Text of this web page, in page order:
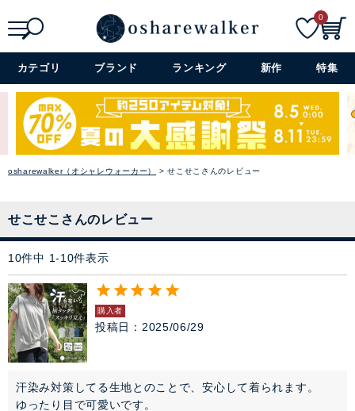
詳細検索+
0
カテゴリ ブランド ランキング 新作 特集
osharewalker（オシャレウォーカー） せこせこさんのレビュー
せこせこさんのレビュー
10件中 1-10件表示
購入者
投稿日 2025/06/29
汗染み対策してる生地とのことで、安心して着られます。
ゆったり目で可愛いです。